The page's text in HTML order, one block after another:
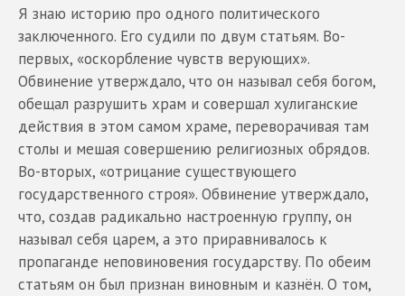
Я знаю историю про одного политического
заключенного. Его судили по двум статьям. Во-
первых, «оскорбление чувств верующих».
Обвинение утверждало, что он называл себя богом,
обещал разрушить храм и совершал хулиганские
действия в этом самом храме, переворачивая там
столы и мешая совершению религиозных обрядов.
Во-вторых, «отрицание существующего
государственного строя». Обвинение утверждало,
что, создав радикально настроенную группу, он
называл себя царем, а это приравнивалось к
пропаганде неповиновения государству. По обеим
статьям он был признан виновным и казнён. О том,